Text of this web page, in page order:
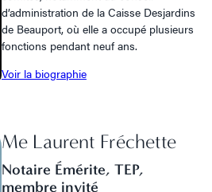
d’administration de la Caisse Desjardins
de Beauport, où elle a occupé plusieurs
fonctions pendant neuf ans.
Voir la biographie
Me Laurent Fréchette
Notaire Émérite, TEP,
membre invité